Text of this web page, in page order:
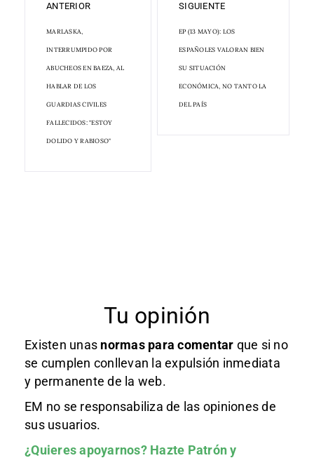
ANTERIOR
MARLASKA,
INTERRUMPIDO POR
ABUCHEOS EN BAEZA, AL
HABLAR DE LOS
GUARDIAS CIVILES
FALLECIDOS: "ESTOY
DOLIDO Y RABIOSO"
SIGUIENTE
EP (13 MAYO): LOS
ESPAÑOLES VALORAN BIEN
SU SITUACIÓN
ECONÓMICA, NO TANTO LA
DEL PAÍS
Tu opinión
Existen unas normas para comentar que si no
se cumplen conllevan la expulsión inmediata
y permanente de la web.
EM no se responsabiliza de las opiniones de
sus usuarios.
¿Quieres apoyarnos? Hazte Patróny